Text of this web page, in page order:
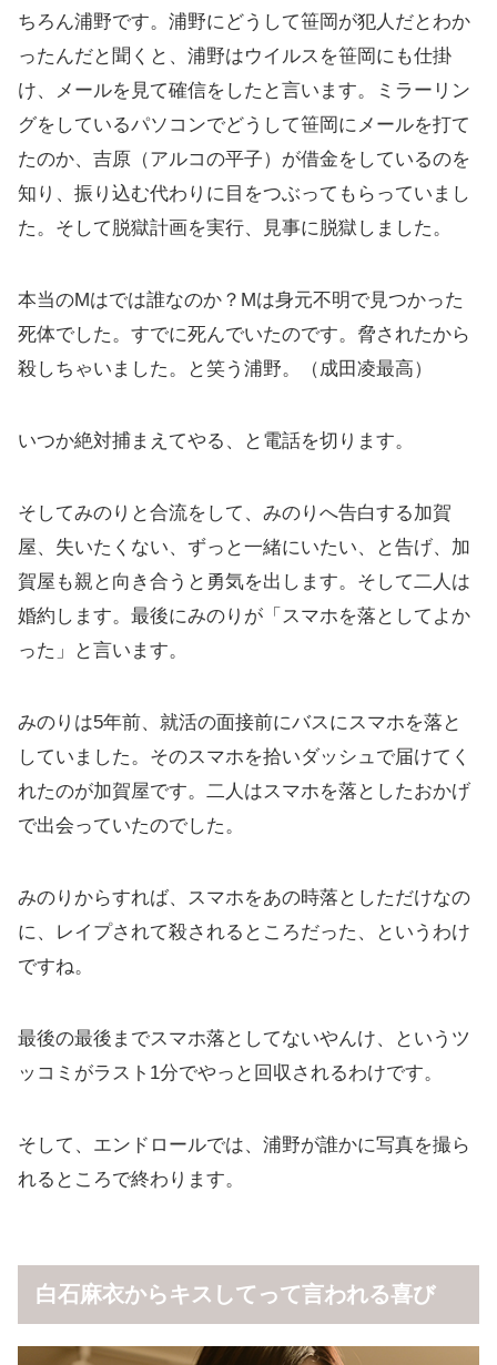
ちろん浦野です。浦野にどうして笹岡が犯人だとわか
ったんだと聞くと、浦野はウイルスを笹岡にも仕掛
け、メールを見て確信をしたと言います。ミラーリン
グをしているパソコンでどうして笹岡にメールを打て
たのか、吉原（アルコの平子）が借金をしているのを
知り、振り込む代わりに目をつぶってもらっていまし
た。そして脱獄計画を実行、見事に脱獄しました。
本当のMはでは誰なのか？Mは身元不明で見つかった
死体でした。すでに死んでいたのです。脅されたから
殺しちゃいました。と笑う浦野。（成田凌最高）
いつか絶対捕まえてやる、と電話を切ります。
そしてみのりと合流をして、みのりへ告白する加賀
屋、失いたくない、ずっと一緒にいたい、と告げ、加
賀屋も親と向き合うと勇気を出します。そして二人は
婚約します。最後にみのりが「スマホを落としてよか
った」と言います。
みのりは5年前、就活の面接前にバスにスマホを落と
していました。そのスマホを拾いダッシュで届けてく
れたのが加賀屋です。二人はスマホを落としたおかげ
で出会っていたのでした。
みのりからすれば、スマホをあの時落としただけなの
に、レイプされて殺されるところだった、というわけ
ですね。
最後の最後までスマホ落としてないやんけ、というツ
ッコミがラスト1分でやっと回収されるわけです。
そして、エンドロールでは、浦野が誰かに写真を撮ら
れるところで終わります。
白石麻衣からキスしてって言われる喜び